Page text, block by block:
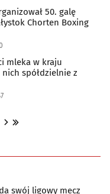
50. galę
Chorten Boxing
mleka w kraju
spółdzielnie z
swój ligowy mecz